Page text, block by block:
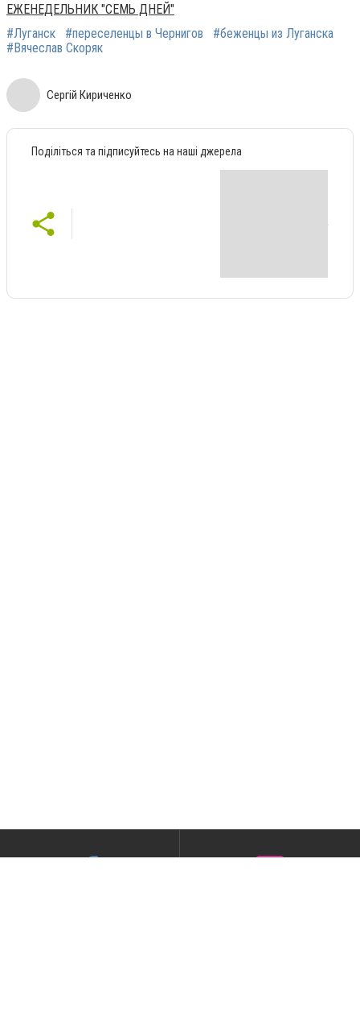
ЕЖЕНЕДЕЛЬНИК "СЕМЬ ДНЕЙ"
#Луганск
#переселенцы в Чернигов
#беженцы из Луганска
#Вячеслав Скоряк
Сергій Кириченко
Поділіться та підписуйтесь на наші джерела